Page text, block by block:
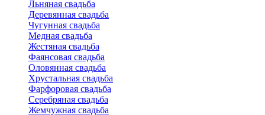
Льняная свадьба
Деревянная свадьба
Чугунная свадьба
Медная свадьба
Жестяная свадьба
Фаянсовая свадьба
Оловянная свадьба
Хрустальная свадьба
Фарфоровая свадьба
Серебряная свадьба
Жемчужная свадьба